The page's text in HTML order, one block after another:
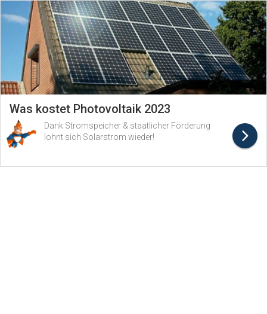
Was kostet Photovoltaik 2023
Dank Stromspeicher & staatlicher Förderung
lohnt sich Solarstrom wieder!